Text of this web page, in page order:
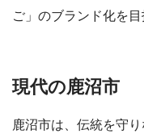
ご」のブランド化を目
現代の鹿沼市
鹿沼市は、伝統を守